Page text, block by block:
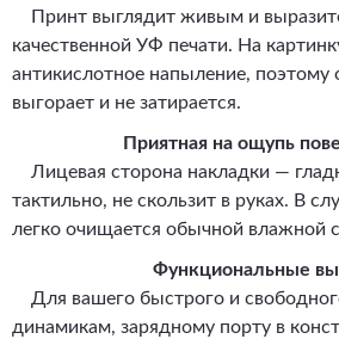
Принт выглядит живым и
качественной УФ печати. На
антикислотное напыление, поэтому
выгорает и не затирается.
Приятная на ощупь
Лицевая сторона накладки —
тактильно, не скользит в руках. В
легко очищается обычной влажной
Функциональные
Для вашего быстрого и
динамикам, зарядному порту в